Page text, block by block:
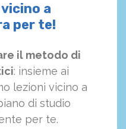
a
per te!
il metodo di
: insieme ai
lezioni vicino a
di studio
per te.